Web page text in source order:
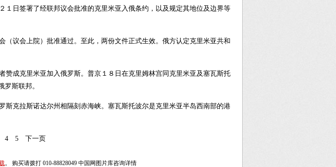
日签署了经联邦议会批准的克里米亚入俄条约，以及规定其地位及边界等
议会上院）批准通过。至此，两份文件正式生效。俄方认定克里米亚共和
成克里米亚加入俄罗斯。普京１８日在克里姆林宫同克里米亚及塞瓦斯托
斯联邦。
克拉斯诺达尔州相隔刻赤海峡。塞瓦斯托波尔是克里米亚半岛西南部的港
4 5 下一页
。 购买请拨打 010-88828049 中国网图片库咨询详情